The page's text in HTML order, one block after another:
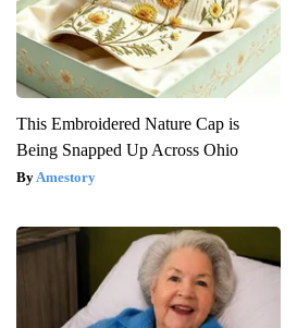
This Embroidered Nature Cap is
Being Snapped Up Across Ohio
Amestory